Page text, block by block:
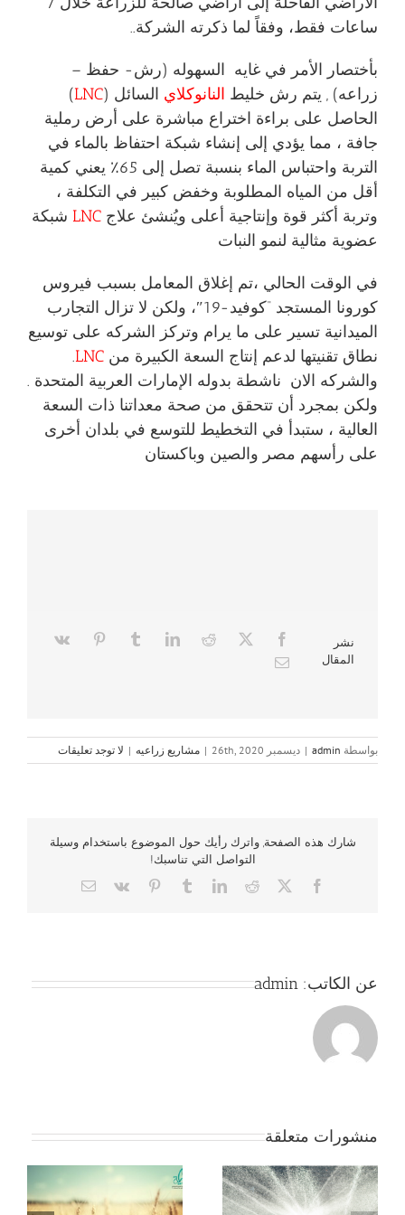
ساعات فقط، وفقاً لما ذكرته الشركة..
بأختصار الأمر في غايه السهوله (رش- حفظ –
زراعه) , يتم رش خليط النانوكلاي السائل (LNC
)
الحاصل على براءة اختراع مباشرة على أرض رملية
جافة ، مما يؤدي إلى إنشاء شبكة احتفاظ بالماء في
التربة واحتباس الماء بنسبة تصل إلى 65٪ يعني كمية
أقل من المياه المطلوبة وخفض كبير في التكلفة ،
وتربة أكثر قوة وإنتاجية أعلى ويُنشئ علاج LNC شبكة
عضوية مثالية لنمو النبات
في الوقت الحالي ،تم إغلاق المعامل بسبب فيروس
كورونا المستجد “كوفيد-19″، ولكن لا تزال التجارب
الميدانية تسير على ما يرام وتركز الشركه على توسيع
نطاق تقنيتها لدعم إنتاج السعة الكبيرة من LNC
.
والشركه الان ناشطة بدوله الإمارات العربية المتحدة .
ولكن بمجرد أن تتحقق من صحة معداتنا ذات السعة
العالية ، ستبدأ في التخطيط للتوسع في بلدان أخرى
على رأسهم مصر والصين وباكستان
نشر
المقال
بواسطة admin
| ديسمبر 26th, 2020 | مشاريع زراعيه | لا توجد تعليقات
شارك هذه الصفحة, واترك رأيك حول الموضوع باستخدام وسيلة
التواصل التي تناسبك!
Facebook
X
Reddit
LinkedIn
Tumblr
Pinterest
Vk
Email
عن الكاتب: admin
منشورات متعلقة